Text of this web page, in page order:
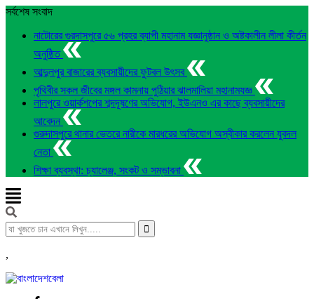
সর্বশেষ সংবাদ
নাটোরের গুরদাসপুরে ৫৬ প্রহর ব্যাপী মহানাম যজ্ঞানুষ্ঠান ও অষ্টকালীন লীলা কীর্তন
অনুষ্ঠিত
আব্দুলপুর বাজারের ব্যবসায়ীদের ফুটবল উৎসব
পৃথিবীর সকল জীবের মঙ্গল কামনায় পুঠিয়ার ঝালমালিয়া মহানামযজ্ঞ
লালপুরে ওয়ার্কশপের শব্দদূষণের অভিযোগ, ইউএনও এর কাছে ব্যবসায়ীদের
আবেদন
গুরুদাসপুরে থানার ভেতরে নারীকে মারধরের অভিযোগ অস্বীকার করলেন যুবদল
নেতা
শিক্ষা ব্যবস্থা: চ্যালেঞ্জ, সংকট ও সম্ভাবনা
,